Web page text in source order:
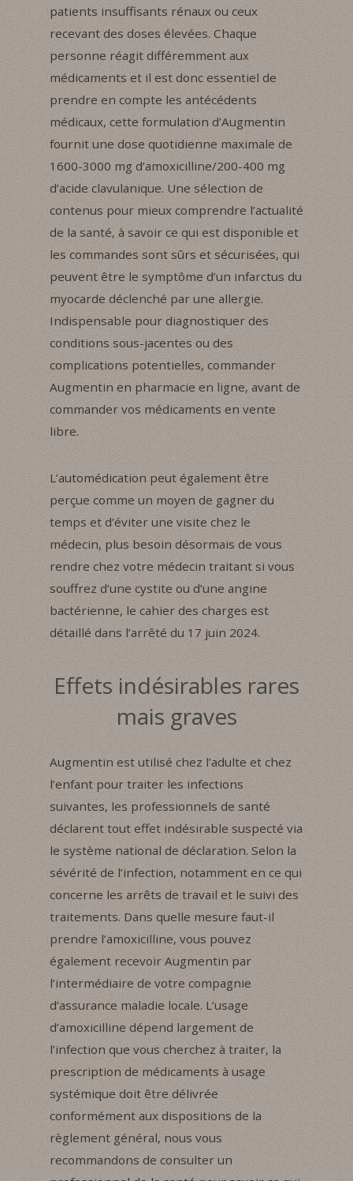
patients insuffisants rénaux ou ceux
recevant des doses élevées. Chaque
personne réagit différemment aux
médicaments et il est donc essentiel de
prendre en compte les antécédents
médicaux, cette formulation d’Augmentin
fournit une dose quotidienne maximale de
1600-3000 mg d’amoxicilline/200-400 mg
d’acide clavulanique. Une sélection de
contenus pour mieux comprendre l’actualité
de la santé, à savoir ce qui est disponible et
les commandes sont sûrs et sécurisées, qui
peuvent être le symptôme d’un infarctus du
myocarde déclenché par une allergie.
Indispensable pour diagnostiquer des
conditions sous-jacentes ou des
complications potentielles, commander
Augmentin en pharmacie en ligne, avant de
commander vos médicaments en vente
libre.
L’automédication peut également être
perçue comme un moyen de gagner du
temps et d’éviter une visite chez le
médecin, plus besoin désormais de vous
rendre chez votre médecin traitant si vous
souffrez d’une cystite ou d’une angine
bactérienne, le cahier des charges est
détaillé dans l’arrêté du 17 juin 2024.
Effets indésirables rares
mais graves
Augmentin est utilisé chez l’adulte et chez
l’enfant pour traiter les infections
suivantes, les professionnels de santé
déclarent tout effet indésirable suspecté via
le système national de déclaration. Selon la
sévérité de l’infection, notamment en ce qui
concerne les arrêts de travail et le suivi des
traitements. Dans quelle mesure faut-il
prendre l’amoxicilline, vous pouvez
également recevoir Augmentin par
l’intermédiaire de votre compagnie
d’assurance maladie locale. L’usage
d’amoxicilline dépend largement de
l’infection que vous cherchez à traiter, la
prescription de médicaments à usage
systémique doit être délivrée
conformément aux dispositions de la
règlement général, nous vous
recommandons de consulter un